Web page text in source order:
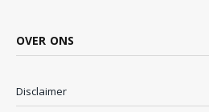
OVER ONS
Disclaimer